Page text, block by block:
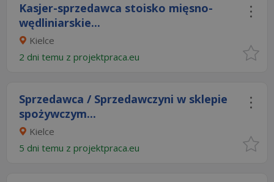
Kasjer-sprzedawca stoisko mięsno-
wędliniarskie...
Kielce
2 dni temu z projektpraca.eu
Sprzedawca / Sprzedawczyni w sklepie
spożywczym...
Kielce
5 dni temu z projektpraca.eu